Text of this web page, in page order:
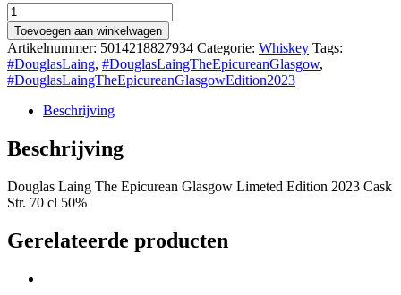
€57.95.€52.95.
Douglas
Laing
The
Epicurean
Glasgow
Edition
2023
Str.
70
50%
aantal
Toevoegen aan winkelwagen
Artikelnummer: 5014218827934 Categorie: Whiskey Tags:
#DouglasLaing, #DouglasLaingTheEpicureanGlasgow,
#DouglasLaingTheEpicureanGlasgowEdition2023
Beschrijving
Beschrijving
Douglas Laing The Epicurean Glasgow Limeted Edition 2023 Cask
Str. 70 cl 50%
Gerelateerde producten